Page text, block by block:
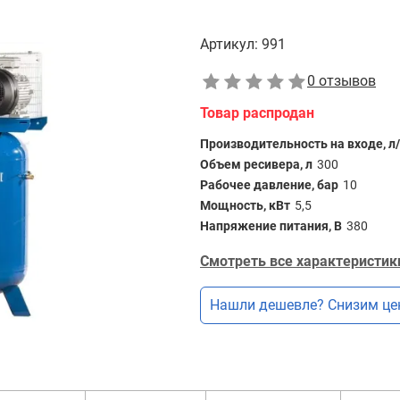
Артикул: 991
0 отзывов
Товар распродан
Производительность на входе,
Объем ресивера, л 300
Рабочее давление, бар 10
Мощность, кВт 5,5
Напряжение питания, В 380
Смотреть все
Нашли дешевле? Снизим